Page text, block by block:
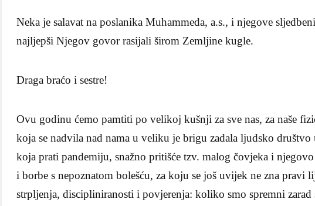
Neka je salavat na poslanika Muhammeda, a.s., i njegove
najljepši Njegov govor rasijali širom Zemljine kugle.
Draga braćo i sestre!
Ovu godinu ćemo pamtiti po velikoj kušnji za sve nas, za naše
koja se nadvila nad nama u veliku je brigu zadala ljudsko
koja prati pandemiju, snažno pritišće tzv. malog čovjeka i
i borbe s nepoznatom bolešću, za koju se još uvijek ne zna pravi
strpljenja, discipliniranosti i povjerenja: koliko smo spremni